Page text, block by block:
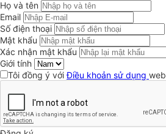
Họ và tên
Email
Số điện thoại
Mật khẩu
Xác nhận mật khẩu
Giới tính
Tôi đồng ý vớiĐiều khoản sử dụng